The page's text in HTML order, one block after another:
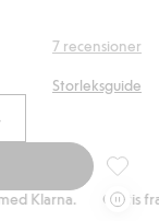
7 recensioner
Storleksguide
Klarna.
Gratis